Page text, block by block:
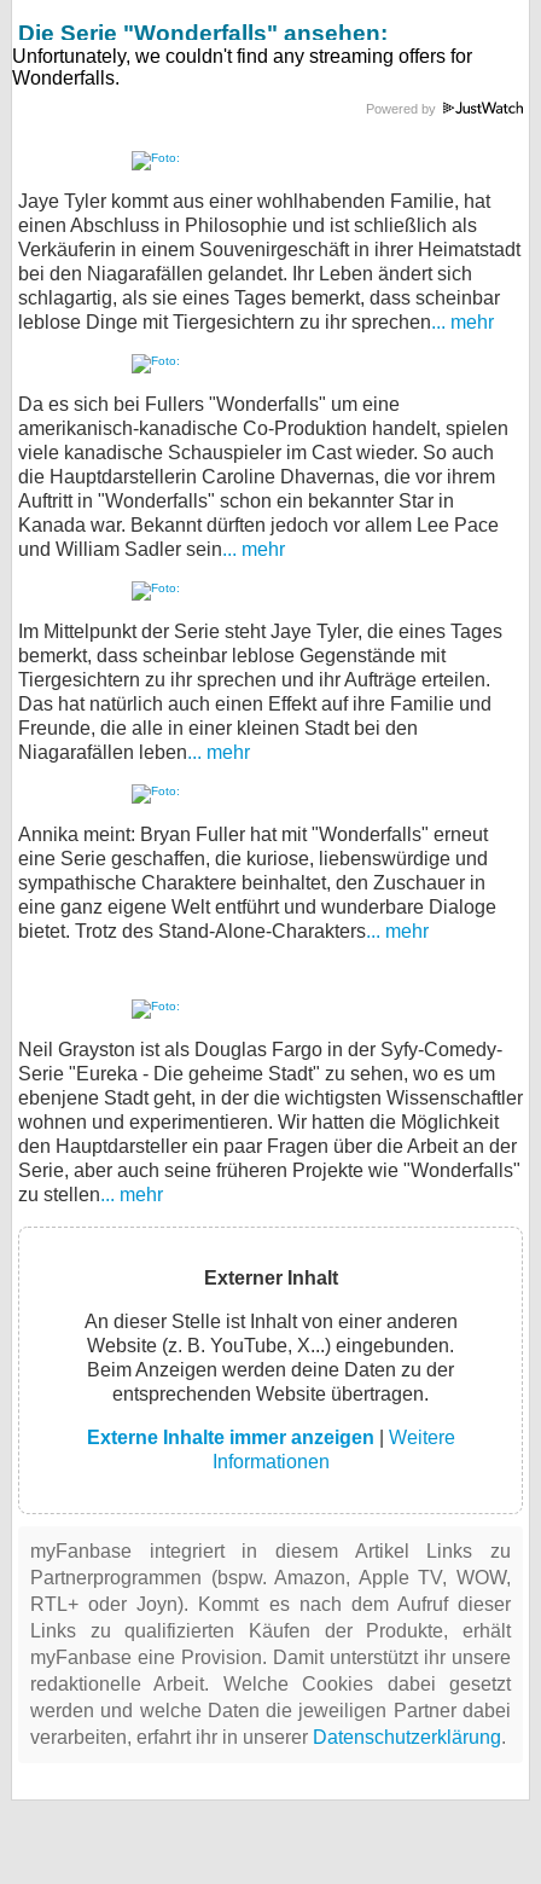
Die Serie "Wonderfalls" ansehen:
Powered by
Jaye Tyler kommt aus einer wohlhabenden Familie, hat
einen Abschluss in Philosophie und ist schließlich als
Verkäuferin in einem Souvenirgeschäft in ihrer Heimatstadt
bei den Niagarafällen gelandet. Ihr Leben ändert sich
schlagartig, als sie eines Tages bemerkt, dass scheinbar
leblose Dinge mit Tiergesichtern zu ihr sprechen... mehr
Da es sich bei Fullers "Wonderfalls" um eine
amerikanisch-kanadische Co-Produktion handelt, spielen
viele kanadische Schauspieler im Cast wieder. So auch
die Hauptdarstellerin Caroline Dhavernas, die vor ihrem
Auftritt in "Wonderfalls" schon ein bekannter Star in
Kanada war. Bekannt dürften jedoch vor allem Lee Pace
und William Sadler sein... mehr
Im Mittelpunkt der Serie steht Jaye Tyler, die eines Tages
bemerkt, dass scheinbar leblose Gegenstände mit
Tiergesichtern zu ihr sprechen und ihr Aufträge erteilen.
Das hat natürlich auch einen Effekt auf ihre Familie und
Freunde, die alle in einer kleinen Stadt bei den
Niagarafällen leben... mehr
Annika meint: Bryan Fuller hat mit "Wonderfalls" erneut
eine Serie geschaffen, die kuriose, liebenswürdige und
sympathische Charaktere beinhaltet, den Zuschauer in
eine ganz eigene Welt entführt und wunderbare Dialoge
bietet. Trotz des Stand-Alone-Charakters... mehr
Neil Grayston ist als Douglas Fargo in der Syfy-Comedy-
Serie "Eureka - Die geheime Stadt" zu sehen, wo es um
ebenjene Stadt geht, in der die wichtigsten Wissenschaftler
wohnen und experimentieren. Wir hatten die Möglichkeit
den Hauptdarsteller ein paar Fragen über die Arbeit an der
Serie, aber auch seine früheren Projekte wie "Wonderfalls"
zu stellen... mehr
Externer Inhalt
An dieser Stelle ist Inhalt von einer anderen
Website (z. B. YouTube, X...) eingebunden.
Beim Anzeigen werden deine Daten zu der
entsprechenden Website übertragen.
Externe Inhalte immer anzeigen
Weitere
Informationen
myFanbase integriert in diesem Artikel Links zu
Partnerprogrammen (bspw. Amazon, Apple TV, WOW,
RTL+ oder Joyn). Kommt es nach dem Aufruf dieser
Links zu qualifizierten Käufen der Produkte, erhält
myFanbase eine Provision. Damit unterstützt ihr unsere
redaktionelle Arbeit. Welche Cookies dabei gesetzt
werden und welche Daten die jeweiligen Partner dabei
verarbeiten, erfahrt ihr in unserer Datenschutzerklärung.
Cookie-Einstellungen